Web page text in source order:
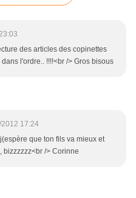
des articles des copinettes
l'ordre.. !!!!<br /> Gros bisous
17:24
que ton fils va mieux et
bizzzzzz<br /> Corinne